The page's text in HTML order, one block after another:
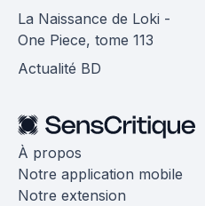
La Naissance de Loki -
One Piece, tome 113
Actualité BD
À propos
Notre application mobile
Notre extension